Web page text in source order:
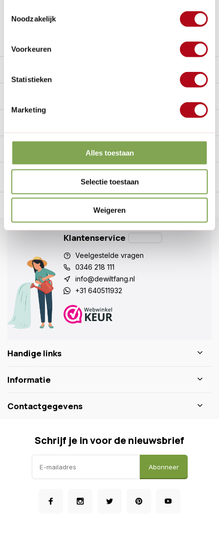
Noodzakelijk
Voorkeuren
Statistieken
Marketing
Alles toestaan
Selectie toestaan
Weigeren
Stevig genoeg, namelijk 30 gr/m2.
Klantenservice
Veelgestelde vragen
0346 218 111
info@dewiltfang.nl
+31 640511932
Handige links
Informatie
Contactgegevens
Schrijf je in voor de nieuwsbrief
Abonneer